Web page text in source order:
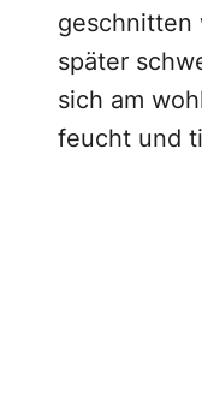
geschnitten
später
sich am
feucht und